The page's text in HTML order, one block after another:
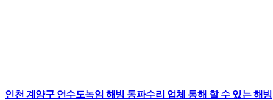
인천 계양구 언수도녹임 해빙 동파수리 업체 통해 할 수 있는 해빙